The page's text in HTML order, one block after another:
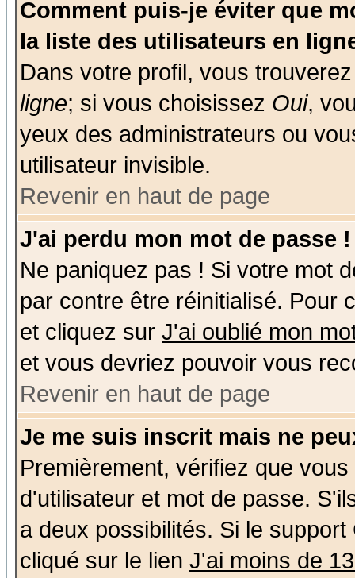
Comment puis-je éviter que
la liste des utilisateurs en
Dans votre profil, vous
ligne; si vous choisissez Oui,
yeux des administrateurs ou
utilisateur invisible.
Revenir en haut de page
J'ai perdu mon mot de passe !
Ne paniquez pas ! Si votre mot
par contre être réinitialisé. Pour
et cliquez sur J'ai oublié mon
et vous devriez pouvoir vous
Revenir en haut de page
Je me suis inscrit mais ne
Premièrement, vérifiez que
d'utilisateur et mot de passe.
a deux possibilités. Si le
cliqué sur le lien J'ai moins de